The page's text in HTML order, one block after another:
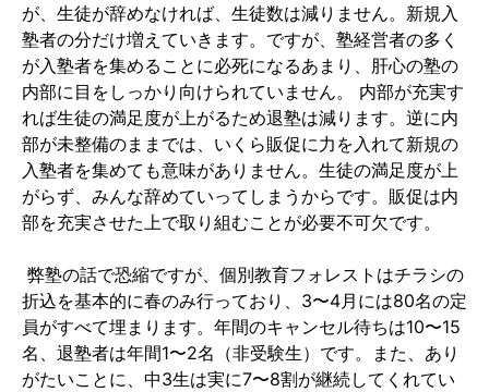
が、生徒が辞めなければ、生徒数は減りません。新規入
塾者の分だけ増えていきます。ですが、塾経営者の多く
が入塾者を集めることに必死になるあまり、肝心の塾の
内部に目をしっかり向けられていません。 内部が充実す
れば生徒の満足度が上がるため退塾は減ります。逆に内
部が未整備のままでは、いくら販促に力を入れて新規の
入塾者を集めても意味がありません。生徒の満足度が上
がらず、みんな辞めていってしまうからです。販促は内
部を充実させた上で取り組むことが必要不可欠です。
弊塾の話で恐縮ですが、個別教育フォレストはチラシの
折込を基本的に春のみ行っており、3〜4月には80名の定
員がすべて埋まります。年間のキャンセル待ちは10〜15
名、退塾者は年間1〜2名（非受験生）です。また、あり
がたいことに、中3生は実に7〜8割が継続してくれてい